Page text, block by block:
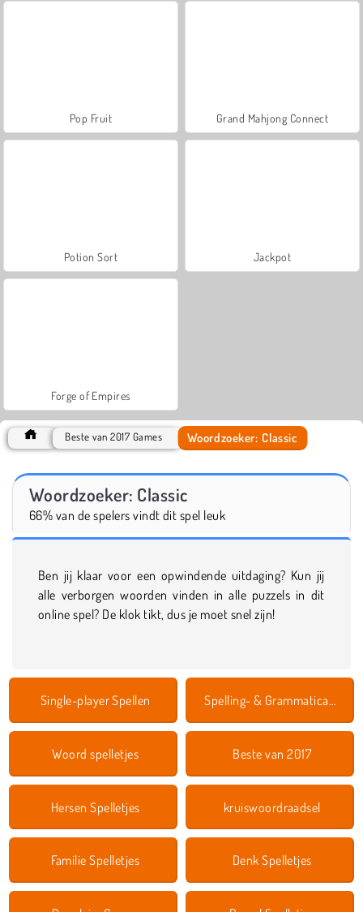
Pop Fruit Grand Mahjong Connect
Potion Sort Jackpot
Forge of Empires
Beste van 2017 Games Woordzoeker: Classic
Woordzoeker: Classic
66% van de spelers vindt dit spel leuk
Ben jij klaar voor een opwindende uitdaging? Kun jij
alle verborgen woorden vinden in alle puzzels in dit
online spel? De klok tikt, dus je moet snel zijn!
Single-player Spellen Spelling- & Grammaticaspellen
Woord spelletjes Beste van 2017
Hersen Spelletjes kruiswoordraadsel
Familie Spelletjes Denk Spelletjes